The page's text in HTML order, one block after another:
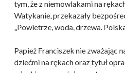
tym, że z niemowlakami na
Watykanie, przekazały
„Powietrze, woda, drzewa.
Papież Franciszek nie zważając
dziećmi na rękach oraz tytuł